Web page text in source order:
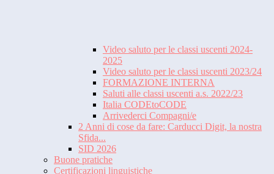
Video saluto per le classi uscenti 2024-
2025
Video saluto per le classi uscenti 2023/24
FORMAZIONE INTERNA
Saluti alle classi uscenti a.s. 2022/23
Italia CODEtoCODE
Arrivederci Compagni/e
2 Anni di cose da fare: Carducci Digit, la nostra
Sfida...
SID 2026
Buone pratiche
Certificazioni linguistiche